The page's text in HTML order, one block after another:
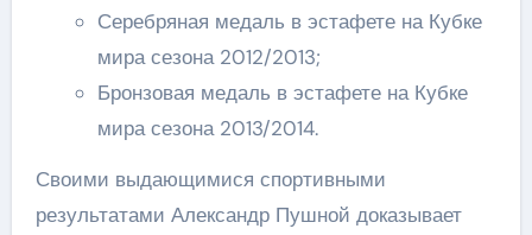
Серебряная медаль в эстафете на Кубке
мира сезона 2012/2013;
Бронзовая медаль в эстафете на Кубке
мира сезона 2013/2014.
Своими выдающимися спортивными
результатами Александр Пушной доказывает